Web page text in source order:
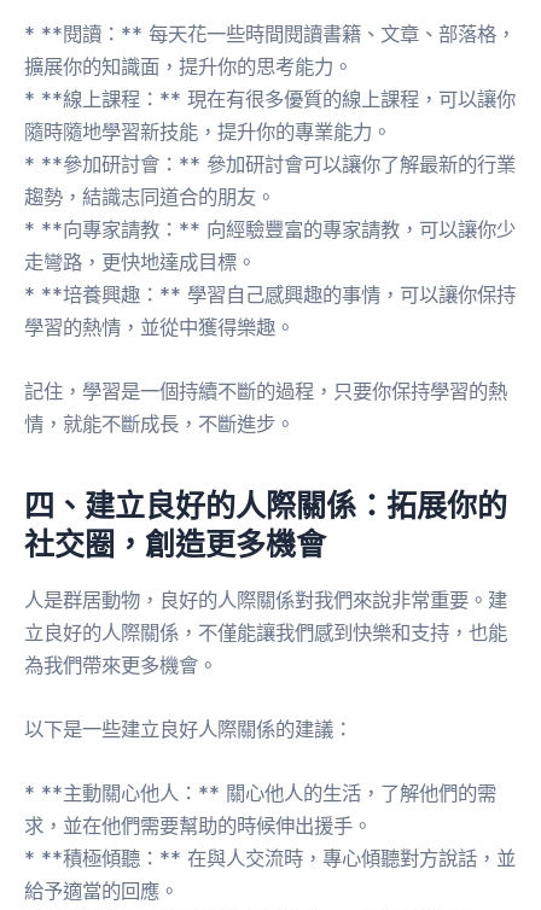
* **閱讀：** 每天花一些時間閱讀書籍、文章、部落格，
擴展你的知識面，提升你的思考能力。
* **線上課程：** 現在有很多優質的線上課程，可以讓你
隨時隨地學習新技能，提升你的專業能力。
* **參加研討會：** 參加研討會可以讓你了解最新的行業
趨勢，結識志同道合的朋友。
* **向專家請教：** 向經驗豐富的專家請教，可以讓你少
走彎路，更快地達成目標。
* **培養興趣：** 學習自己感興趣的事情，可以讓你保持
學習的熱情，並從中獲得樂趣。
記住，學習是一個持續不斷的過程，只要你保持學習的熱
情，就能不斷成長，不斷進步。
四、建立良好的人際關係：拓展你的
社交圈，創造更多機會
人是群居動物，良好的人際關係對我們來說非常重要。建
立良好的人際關係，不僅能讓我們感到快樂和支持，也能
為我們帶來更多機會。
以下是一些建立良好人際關係的建議：
* **主動關心他人：** 關心他人的生活，了解他們的需
求，並在他們需要幫助的時候伸出援手。
* **積極傾聽：** 在與人交流時，專心傾聽對方說話，並
給予適當的回應。